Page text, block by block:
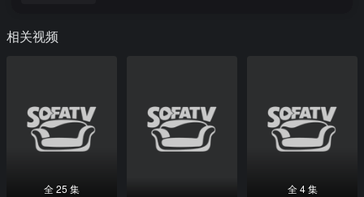
相关视频
全 25 集 全 4 集